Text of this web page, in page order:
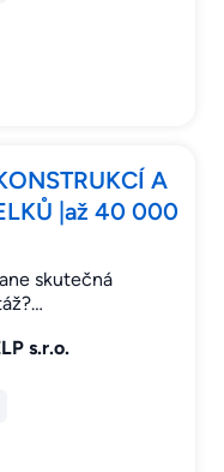
A
|až 40 000
skutečná
s.r.o.